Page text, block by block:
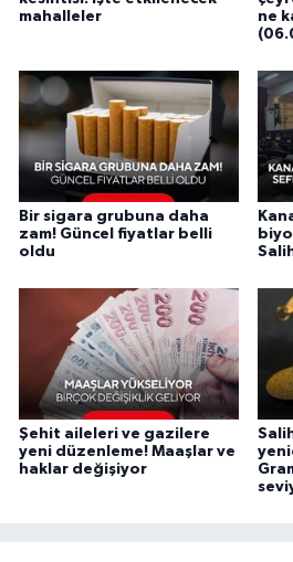
mahalleler
ne
Bir sigara grubuna daha
zam! Güncel fiyatlar belli
oldu
Şehit aileleri ve gazilere
yeni düzenleme! Maaşlar ve
haklar değişiyor